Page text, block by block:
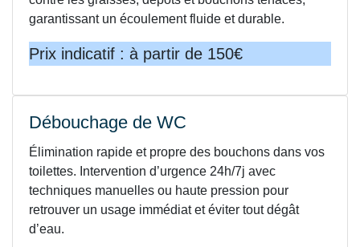
garantissant un écoulement fluide et durable.
Prix indicatif : à partir de 150€
Débouchage de WC
Élimination rapide et propre des bouchons dans vos
toilettes. Intervention d’urgence 24h/7j avec
techniques manuelles ou haute pression pour
retrouver un usage immédiat et éviter tout dégât
d’eau.